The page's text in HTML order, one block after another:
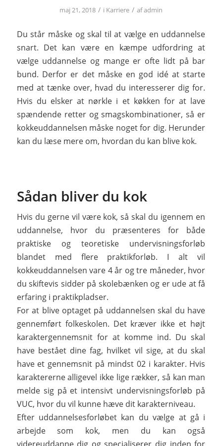
maj 21, 2018 / i Karriere / afadmin
Du står måske og skal til at vælge en uddannelse
snart. Det kan være en kæmpe udfordring at
vælge uddannelse og mange er ofte lidt på bar
bund. Derfor er det måske en god idé at starte
med at tænke over, hvad du interesserer dig for.
Hvis du elsker at nørkle i et køkken for at lave
spændende retter og smagskombinationer, så er
kokkeuddannelsen måske noget for dig. Herunder
kan du læse mere om, hvordan du kan blive kok.
Sådan bliver du kok
Hvis du gerne vil være kok, så skal du igennem en
uddannelse, hvor du præsenteres for både
praktiske og teoretiske undervisningsforløb
blandet med flere praktikforløb. I alt vil
kokkeuddannelsen vare 4 år og tre måneder, hvor
du skiftevis sidder på skolebænken og er ude at få
erfaring i praktikpladser.
For at blive optaget på uddannelsen skal du have
gennemført folkeskolen. Det kræver ikke et højt
karaktergennemsnit for at komme ind. Du skal
have bestået dine fag, hvilket vil sige, at du skal
have et gennemsnit på mindst 02 i karakter. Hvis
karaktererne alligevel ikke lige rækker, så kan man
melde sig på et intensivt undervisningsforløb på
VUC, hvor du vil kunne hæve dit karakterniveau.
Efter uddannelsesforløbet kan du vælge at gå i
arbejde som kok, men du kan også